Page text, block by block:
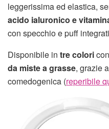
leggerissima ed elastica,
acido ialuronico e
con specchio e puff
Disponibile in tre colori
da miste a grasse, grazie
comedogenica (reperibile